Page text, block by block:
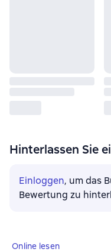
Hinterlassen Sie
Einloggen, um das
Bewertung zu
Online lesen